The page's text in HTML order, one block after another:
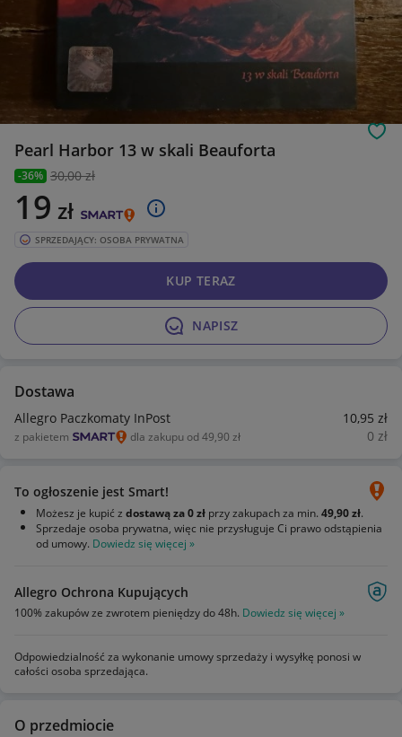
Pearl Harbor 13 w skali Beauforta
-36% 30,00 zł
19 zł
SPRZEDAJĄCY: OSOBA PRYWATNA
NAPISZ
KUP TERAZ
Dostawa
Allegro Paczkomaty InPost 10,95 zł
z pakietem dla zakupu od 49,90 zł 0 zł
To ogłoszenie jest Smart!
Możesz je kupić z dostawą za 0 zł przy zakupach za min. 49,90 zł.
Sprzedaje osoba prywatna, więc nie przysługuje Ci prawo odstąpienia
od umowy. Dowiedz się więcej »
Allegro Ochrona Kupujących
100% zakupów ze zwrotem pieniędzy do 48h. Dowiedz się więcej »
Odpowiedzialność za wykonanie umowy sprzedaży i wysyłkę ponosi w
całości osoba sprzedająca.
O przedmiocie